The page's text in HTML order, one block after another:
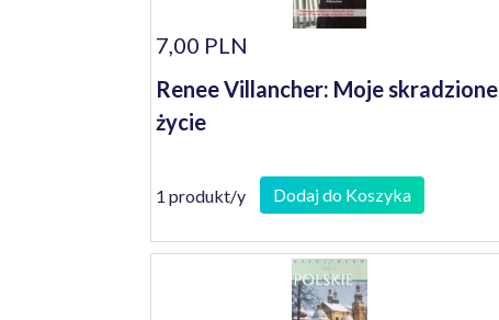
7,00 PLN
Renee Villancher: Moje skradzione
życie
1 produkt/y Dodaj do Koszyka